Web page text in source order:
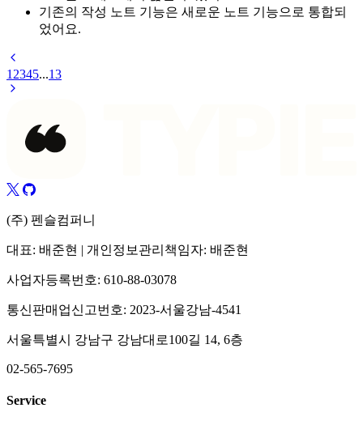
기존의 작성 노트 기능은 새로운 노트 기능으로 통합되
었어요.
12345...13
(주) 펜슬컴퍼니
대표: 배준현 | 개인정보관리책임자: 배준현
사업자등록번호: 610-88-03078
통신판매업신고번호: 2023-서울강남-4541
서울특별시 강남구 강남대로100길 14, 6층
02-565-7695
Service